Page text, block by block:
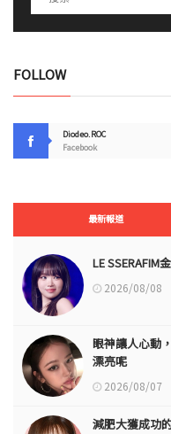
FOLLOW
Diodeo.ROC
Facebook
最新報道
LE
2026/08/08
眼神讓人心動
漂亮呢
2026/08/07
減肥大獲成功